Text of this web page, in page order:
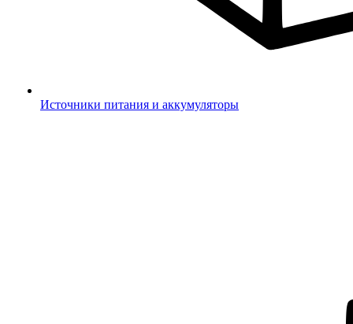
Источники питания и аккумуляторы